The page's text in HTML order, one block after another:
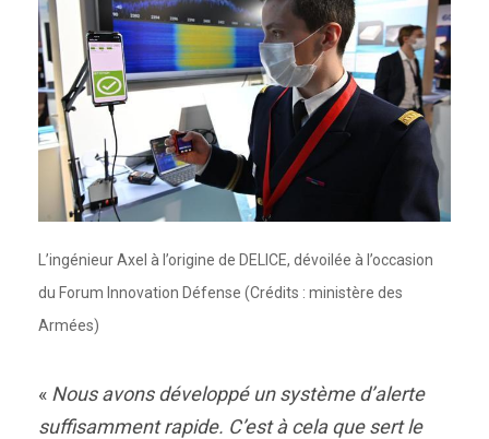
L’ingénieur Axel à l’origine de DELICE, dévoilée à l’occasion
du Forum Innovation Défense (Crédits : ministère des
Armées)
« Nous avons développé un système d’alerte
suffisamment rapide. C’est à cela que sert le